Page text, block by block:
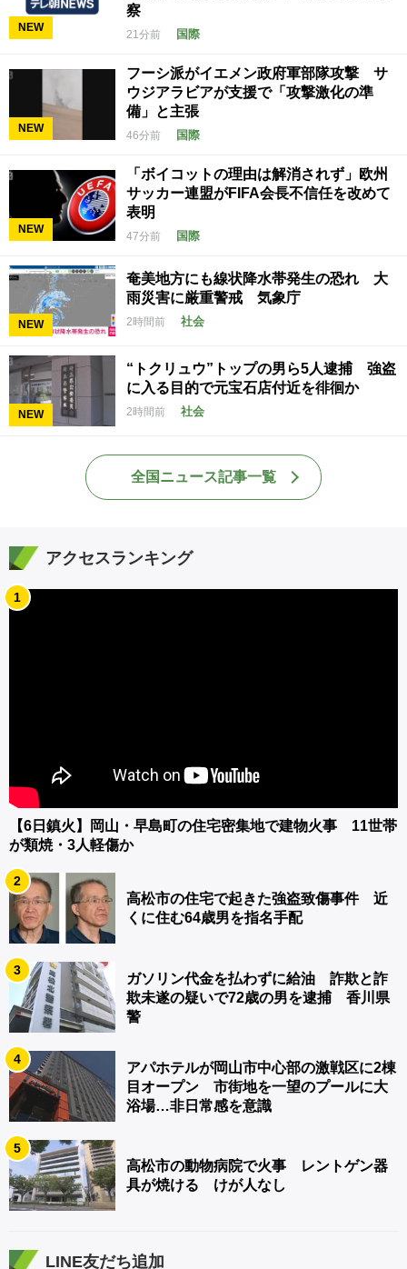
NEW
察
21分前 国際
NEW
フーシ派がイエメン政府軍部隊攻撃 サ
ウジアラビアが支援で「攻撃激化の準
備」と主張
46分前 国際
NEW
「ボイコットの理由は解消されず」欧州
サッカー連盟がFIFA会長不信任を改めて
表明
47分前 国際
NEW
奄美地方にも線状降水帯発生の恐れ 大
雨災害に厳重警戒 気象庁
2時間前 社会
NEW
“トクリュウ”トップの男ら5人逮捕 強盗
に入る目的で元宝石店付近を徘徊か
2時間前 社会
全国ニュース記事一覧
アクセスランキング
1
【6日鎮火】岡山・早島町の住宅密集地で建物火事 11世帯
が類焼・3人軽傷か
2
高松市の住宅で起きた強盗致傷事件 近
くに住む64歳男を指名手配
3
ガソリン代金を払わずに給油 詐欺と詐
欺未遂の疑いで72歳の男を逮捕 香川県
警
4
アパホテルが岡山市中心部の激戦区に2棟
目オープン 市街地を一望のプールに大
浴場…非日常感を意識
5
高松市の動物病院で火事 レントゲン器
具が焼ける けが人なし
LINE友だち追加